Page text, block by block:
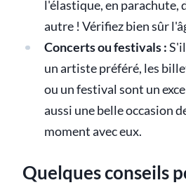
l'élastique, en parachute,
autre ! Vérifiez bien sûr
Concerts ou festivals :
un artiste préféré, les
ou un festival sont un
aussi une belle occasion
moment avec eux.
Quelques conseils